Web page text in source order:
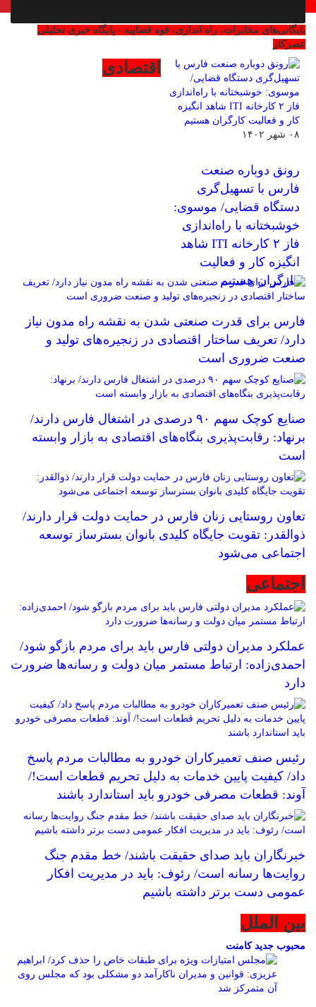
بایگانی‌های مخابرات، راه اندازی، قوه قضاییه - پایگاه خبری تحلیلی
عصرکار
۰۸ شهر ۱۴۰۲
رونق دوباره صنعت
فارس با تسهیل‌گری
دستگاه قضایی/ موسوی:
خوشبختانه با راه‌اندازی
فاز ۲ کارخانه ITI شاهد
انگیزه کار و فعالیت
کارگران هستیم
اقتصادی
فارس برای قدرت صنعتی شدن به نقشه راه مدون نیاز
دارد/ تعریف ساختار اقتصادی در زنجیره‌های تولید و
صنعت ضروری است
صنایع کوچک سهم ۹۰ درصدی در اشتغال فارس دارند/
برنهاد: رقابت‌پذیری بنگاه‌های اقتصادی به بازار وابسته
است
تعاون روستایی زنان فارس در حمایت دولت قرار دارند/
ذوالقدر: تقویت جایگاه کلیدی بانوان بسترساز توسعه
اجتماعی می‌شود
اجتماعی
عملکرد مدیران دولتی فارس باید برای مردم بازگو شود/
احمدی‌زاده: ارتباط مستمر میان دولت و رسانه‌ها ضرورت
دارد
رئیس صنف تعمیرکاران خودرو به مطالبات مردم پاسخ
داد/ کیفیت پایین خدمات به دلیل تحریم قطعات است!/
آوند: قطعات مصرفی خودرو باید استاندارد باشند
خبرنگاران باید صدای حقیقت باشند/ خط مقدم جنگ
روایت‌ها رسانه است/ رئوف: باید در مدیریت افکار
عمومی دست برتر داشته باشیم
بین الملل
محبوب جدیدکامنت